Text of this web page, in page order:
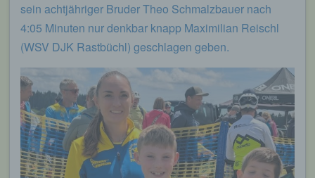
sein achtjähriger Bruder Theo Schmalzbauer nach
4:05 Minuten nur denkbar knapp Maximilian Reischl
(WSV DJK Rastbüchl) geschlagen geben.